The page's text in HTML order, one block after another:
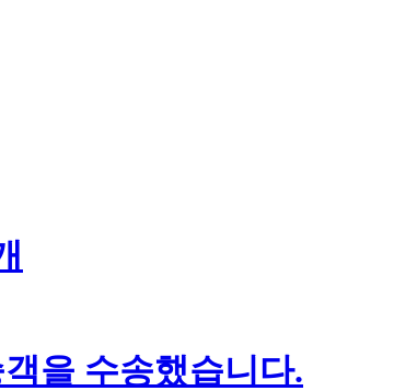
을 수송했습니다.